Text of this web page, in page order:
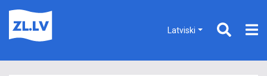
Latviski